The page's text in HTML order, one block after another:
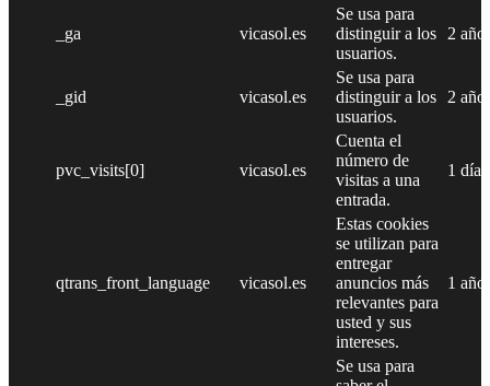
_ga vicasol.es
Se usa para
distinguir a los
usuarios.
2
_gid vicasol.es
Se usa para
distinguir a los
usuarios.
2
pvc_visits[0] vicasol.es
Cuenta el
número de
visitas a una
entrada.
1 día
qtrans_front_language vicasol.es
Estas cookies
se utilizan para
entregar
anuncios más
relevantes para
usted y sus
intereses.
1 año
Se usa para